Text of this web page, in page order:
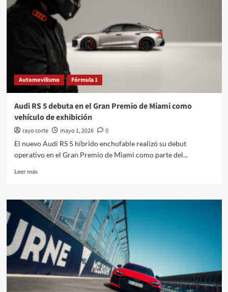
en
el
éxito
pilotos
Automovilismo Fórmula 1
Audi RS 5 debuta en el Gran Premio de Miami como
vehículo de exhibición
rayo corte mayo 1, 2026
0
El nuevo Audi RS 5 híbrido enchufable realizó su debut
operativo en el Gran Premio de Miami como parte del...
Leer másLeer
Audi
debuta
en
el
Gran
Premio
de